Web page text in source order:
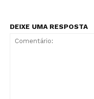
DEIXE UMA RESPOSTA